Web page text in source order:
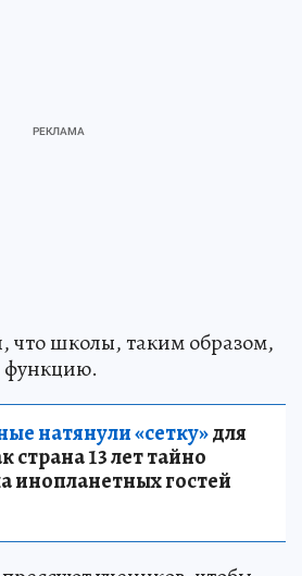
что школы, таким образом,
функцию.
натянули «сетку»для
страна 13 лет тайно
инопланетных гостей